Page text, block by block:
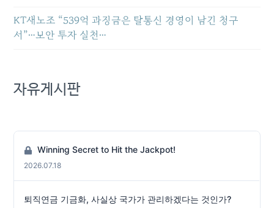
KT새노조 “539억 과징금은 탈통신 경영이 남긴 청구
서”…보안 투자 실천…
자유게시판
Winning Secret to Hit the Jackpot!
2026.07.18
퇴직연금 기금화, 사실상 국가가 관리하겠다는 것인가?